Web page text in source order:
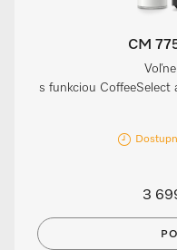
CM
s funkciou CoffeeSelect
3